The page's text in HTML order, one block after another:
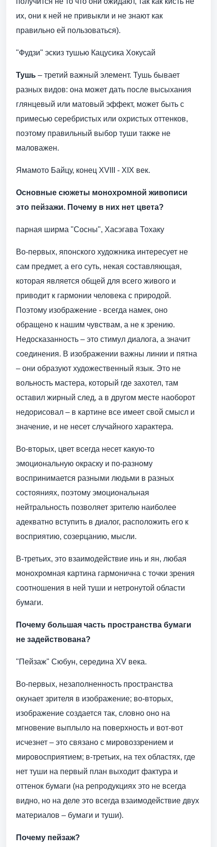
их, они к ней не привыкли и не знают как
правильно ей пользоваться).
"Фудзи" эскиз тушью Кацусика Хокусай
Тушь – третий важный элемент. Тушь бывает
разных видов: она может дать после высыхания
глянцевый или матовый эффект, может быть с
примесью серебристых или охристых оттенков,
поэтому правильный выбор туши также не
маловажен.
Ямамото Байцу, конец XVIII - XIX век.
Основные сюжеты монохромной живописи
это пейзажи. Почему в них нет цвета?
парная ширма "Сосны", Хасэгава Тохаку
Во-первых, японского художника интересует не
сам предмет, а его суть, некая составляющая,
которая является общей для всего живого и
приводит к гармонии человека с природой.
Поэтому изображение - всегда намек, оно
обращено к нашим чувствам, а не к зрению.
Недосказанность – это стимул диалога, а значит
соединения. В изображении важны линии и пятна
– они образуют художественный язык. Это не
вольность мастера, который где захотел, там
оставил жирный след, а в другом месте наоборот
недорисовал – в картине все имеет свой смысл и
значение, и не несет случайного характера.
Во-вторых, цвет всегда несет какую-то
эмоциональную окраску и по-разному
воспринимается разными людьми в разных
состояниях, поэтому эмоциональная
нейтральность позволяет зрителю наиболее
адекватно вступить в диалог, расположить его к
восприятию, созерцанию, мысли.
В-третьих, это взаимодействие инь и ян, любая
монохромная картина гармонична с точки зрения
соотношения в ней туши и нетронутой области
бумаги.
Почему большая часть пространства бумаги
не задействована?
"Пейзаж" Сюбун, середина XV века.
Во-первых, незаполненность пространства
окунает зрителя в изображение; во-вторых,
изображение создается так, словно оно на
мгновение выплыло на поверхность и вот-вот
исчезнет – это связано с мировоззрением и
мировосприятием; в-третьих, на тех областях, где
нет туши на первый план выходит фактура и
оттенок бумаги (на репродукциях это не всегда
видно, но на деле это всегда взаимодействие двух
материалов – бумаги и туши).
Почему пейзаж?